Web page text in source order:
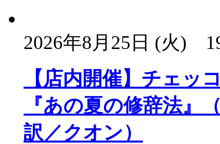
2026年8月25日 (火)
【店内開催】チェッ
『あの夏の修辞法』
訳／クオン）